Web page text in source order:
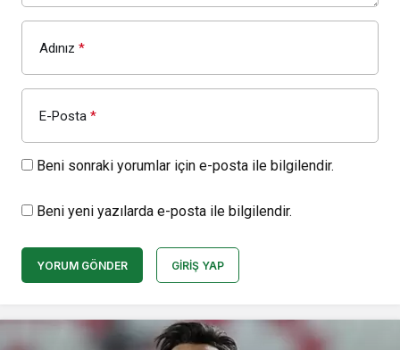
Adınız *
E-Posta *
Beni sonraki yorumlar için e-posta ile bilgilendir.
Beni yeni yazılarda e-posta ile bilgilendir.
YORUM GÖNDER GIRIŞ YAP